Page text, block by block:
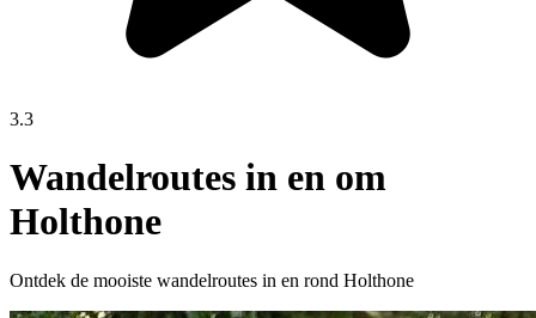
3.3
Wandelroutes in en om
Holthone
Ontdek de mooiste wandelroutes in en rond Holthone